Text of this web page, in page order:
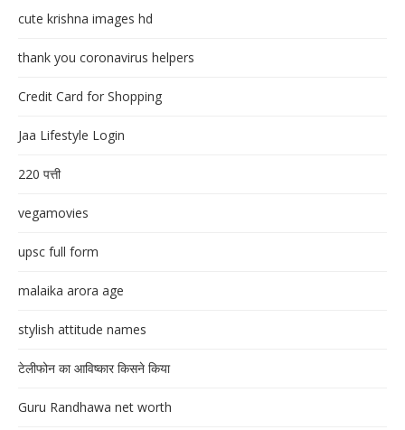
cute krishna images hd
thank you coronavirus helpers
Credit Card for Shopping
Jaa Lifestyle Login
220 पत्ती
vegamovies
upsc full form
malaika arora age
stylish attitude names
टेलीफोन का आविष्कार किसने किया
Guru Randhawa net worth